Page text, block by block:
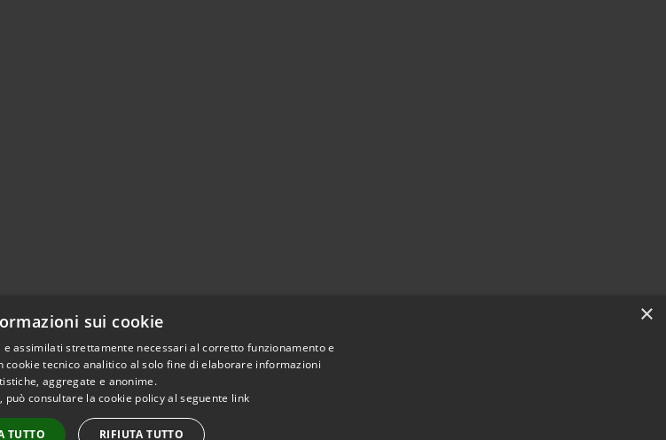
×
sui cookie
assimilati strettamente necessari al corretto funzionamento e
cookie tecnico analitico al solo fine di elaborare informazioni
aggregate e anonime.
può consultare la cookie policy al seguente link
TUTTO RIFIUTA TUTTO